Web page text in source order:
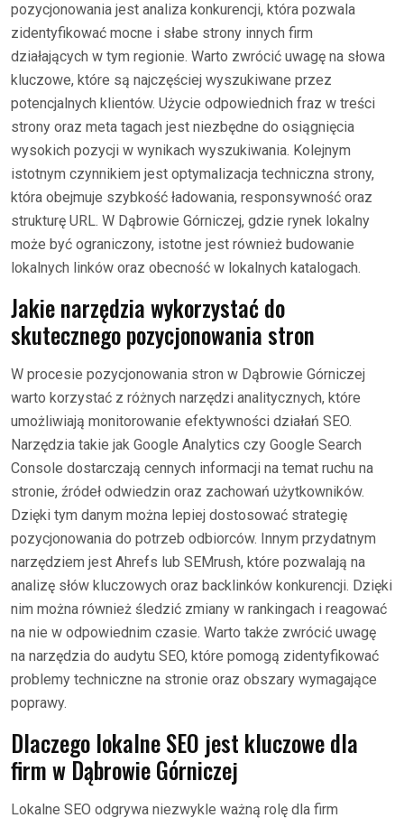
pozycjonowania jest analiza konkurencji, która pozwala
zidentyfikować mocne i słabe strony innych firm
działających w tym regionie. Warto zwrócić uwagę na słowa
kluczowe, które są najczęściej wyszukiwane przez
potencjalnych klientów. Użycie odpowiednich fraz w treści
strony oraz meta tagach jest niezbędne do osiągnięcia
wysokich pozycji w wynikach wyszukiwania. Kolejnym
istotnym czynnikiem jest optymalizacja techniczna strony,
która obejmuje szybkość ładowania, responsywność oraz
strukturę URL. W Dąbrowie Górniczej, gdzie rynek lokalny
może być ograniczony, istotne jest również budowanie
lokalnych linków oraz obecność w lokalnych katalogach.
Jakie narzędzia wykorzystać do
skutecznego pozycjonowania stron
W procesie pozycjonowania stron w Dąbrowie Górniczej
warto korzystać z różnych narzędzi analitycznych, które
umożliwiają monitorowanie efektywności działań SEO.
Narzędzia takie jak Google Analytics czy Google Search
Console dostarczają cennych informacji na temat ruchu na
stronie, źródeł odwiedzin oraz zachowań użytkowników.
Dzięki tym danym można lepiej dostosować strategię
pozycjonowania do potrzeb odbiorców. Innym przydatnym
narzędziem jest Ahrefs lub SEMrush, które pozwalają na
analizę słów kluczowych oraz backlinków konkurencji. Dzięki
nim można również śledzić zmiany w rankingach i reagować
na nie w odpowiednim czasie. Warto także zwrócić uwagę
na narzędzia do audytu SEO, które pomogą zidentyfikować
problemy techniczne na stronie oraz obszary wymagające
poprawy.
Dlaczego lokalne SEO jest kluczowe dla
firm w Dąbrowie Górniczej
Lokalne SEO odgrywa niezwykle ważną rolę dla firm